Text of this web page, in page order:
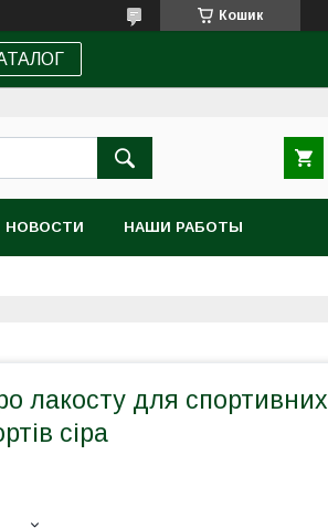
Кошик
НОВОСТИ НАШИ РАБОТЫ
лакосту для спортивних
сіра